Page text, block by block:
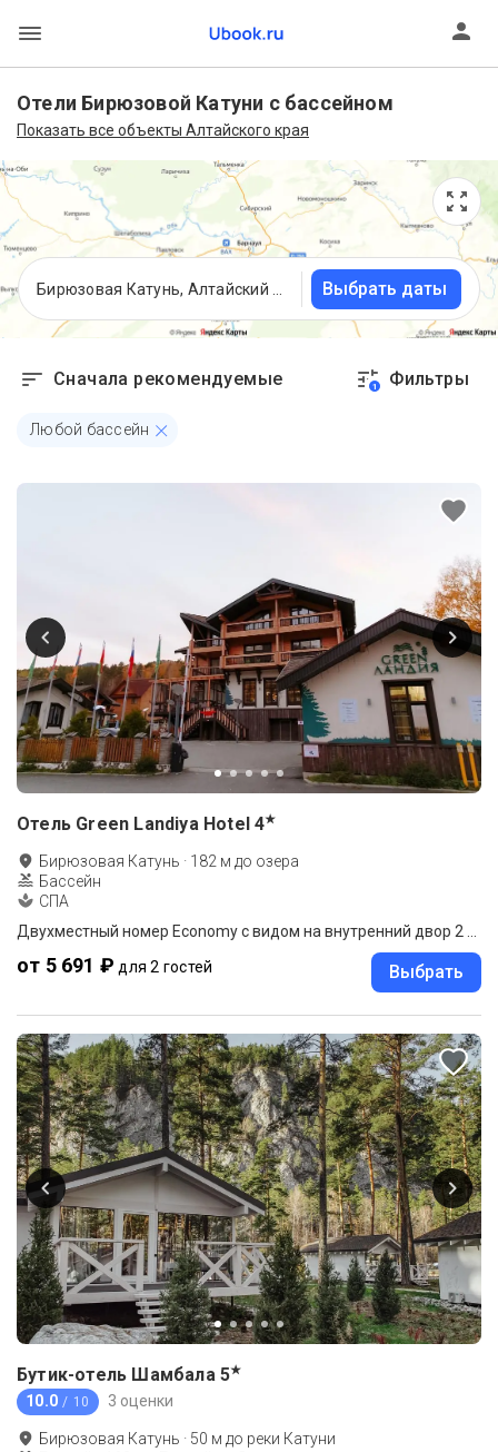
Отели Бирюзовой Катуни с бассейном
Показать все объекты Алтайского края
Выбрать даты
Сначала рекомендуемые 1 Фильтры
Любой бассейн
Отель Green Landiya Hotel 4★
Бирюзовая Катунь · 182 м до озера
Бассейн
СПА
от 5 691 ₽ для 2 гостей Выбрать
Бутик-отель Шамбала 5★
10.0 / 10 3 оценки
Бирюзовая Катунь · 50 м до реки Катуни